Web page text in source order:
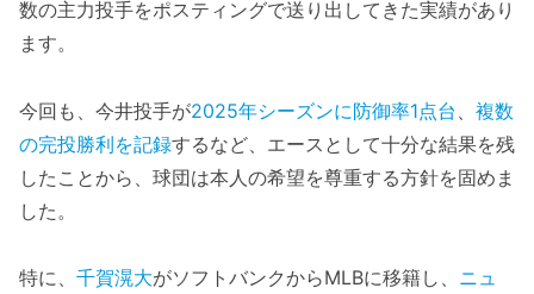
数の主力投手をポスティングで送り出してきた実績があり
ます。
今回も、今井投手が2025年シーズンに防御率1点台
複数
の完投勝利を記録するなど、エースとして十分な結果を残
したことから、球団は本人の希望を尊重する方針を固めま
した。
特に、 千賀滉大がソフトバンクからMLBに移籍し、 ニュ